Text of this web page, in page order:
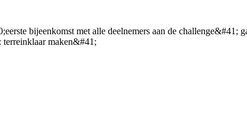
bijeenkomst met alle deelnemers aan de challenge&#41;
maken&#41;